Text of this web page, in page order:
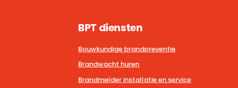
BPT diensten
Bouwkundige brandpreventie
Brandwacht huren
Brandmelder installatie en service